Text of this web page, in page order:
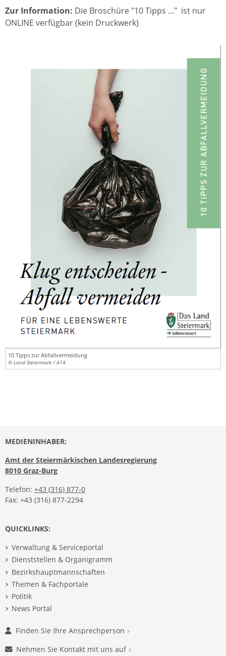
Zur Information: Die Broschüre "10 Tipps ..." ist nur
ONLINE verfügbar (kein Druckwerk)
10 Tipps zur Abfallvermeidung
© Land Steiermark / A14
MEDIENINHABER:
Amt der Steiermärkischen Landesregierung
8010 Graz-Burg
Telefon: +43 (316) 877-0
Fax: +43 (316) 877-2294
QUICKLINKS:
Verwaltung & Serviceportal
Dienststellen & Organigramm
Bezirkshauptmannschaften
Themen & Fachportale
Politik
News Portal
Finden Sie Ihre Ansprechperson
Nehmen Sie Kontakt mit uns auf